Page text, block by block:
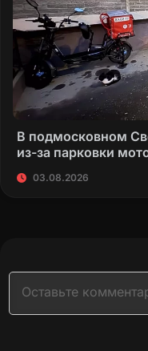
В подмосковном
из-за парковки
03.08.2026